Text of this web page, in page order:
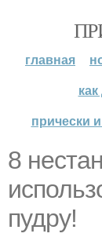
главная
прически
8
пудру!